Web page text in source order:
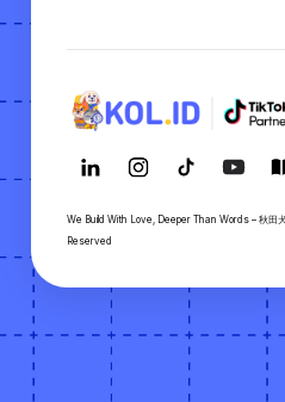
We Build With Love, Deeper Than Words – 秋田
Reserved